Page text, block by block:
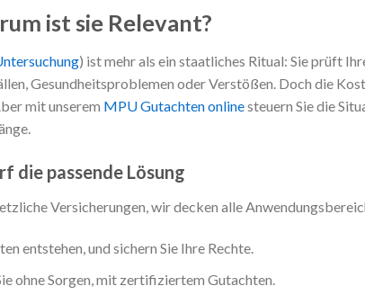
ist sie Relevant?
) ist mehr als ein staatliches Ritual: Sie prüft
Gesundheitsproblemen oder Verstößen. Doch die
mit unserem MPU Gutachten onlinesteuern Sie die
die passende Lösung
Versicherungen, wir decken alle
entstehen, und sichern Sie Ihre Rechte.
ohne Sorgen, mit zertifiziertem Gutachten.